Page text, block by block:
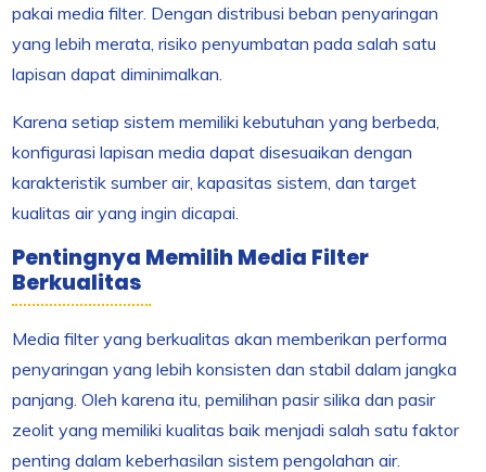
pakai media filter. Dengan distribusi beban penyaringan
yang lebih merata, risiko penyumbatan pada salah satu
lapisan dapat diminimalkan.
Karena setiap sistem memiliki kebutuhan yang berbeda,
konfigurasi lapisan media dapat disesuaikan dengan
karakteristik sumber air, kapasitas sistem, dan target
kualitas air yang ingin dicapai.
Pentingnya Memilih Media Filter
Berkualitas
Media filter yang berkualitas akan memberikan performa
penyaringan yang lebih konsisten dan stabil dalam jangka
panjang. Oleh karena itu, pemilihan pasir silika dan pasir
zeolit yang memiliki kualitas baik menjadi salah satu faktor
penting dalam keberhasilan sistem pengolahan air.